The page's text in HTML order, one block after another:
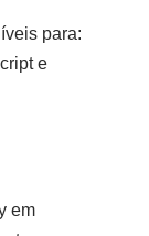
para:
e
em